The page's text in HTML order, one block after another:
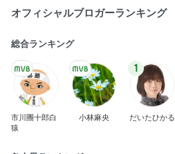
オフィシャルブロガーランキング
総合ランキング
市川團十郎白
猿
小林麻央
1
だいたひかる